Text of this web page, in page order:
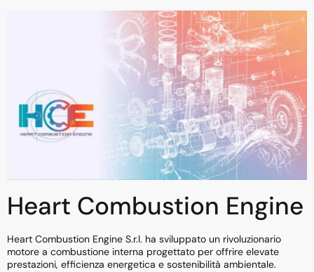
Heart Combustion Engine
Heart Combustion Engine S.r.l. ha sviluppato un rivoluzionario
motore a combustione interna progettato per offrire elevate
prestazioni, efficienza energetica e sostenibilità ambientale.